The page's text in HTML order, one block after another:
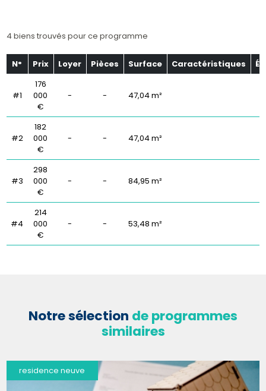
4 biens trouvés pour ce programme
N° Prix Loyer Pièces Surface Caractéristiques
#1
176
000
€
- - 47,04 m²
#2
182
000
€
- - 47,04 m²
#3
298
000
€
- - 84,95 m²
#4
214
000
€
- - 53,48 m²
Notre sélection de programmes
similaires
residence neuve